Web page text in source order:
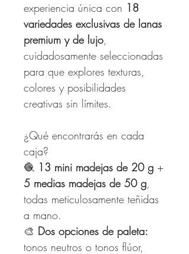
experiencia única con 18
variedades exclusivas de lanas
premium y de lujo,
cuidadosamente seleccionadas
para que explores texturas,
colores y posibilidades
creativas sin límites.
¿Qué encontrarás en cada
caja?
🧶 13 mini madejas de 20 g +
5 medias madejas de 50 g,
todas meticulosamente teñidas
a mano.
🎨 Dos opciones de paleta:
tonos neutros o tonos flúor,